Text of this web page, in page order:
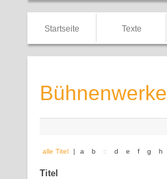
Startseite Texte
Bühnenwerke
alle Titel | a b c d e f g h
Titel